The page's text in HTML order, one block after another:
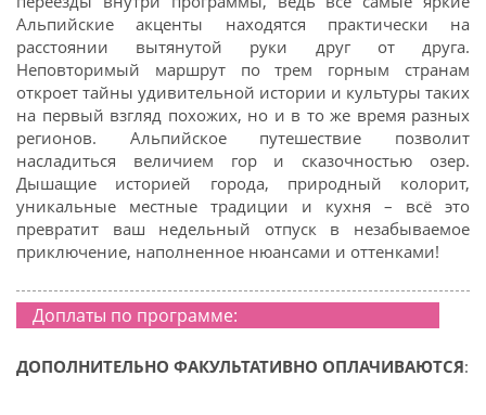
Альпийские акценты находятся практически на
расстоянии вытянутой руки друг от друга.
Неповторимый маршрут по трем горным странам
откроет тайны удивительной истории и культуры таких
на первый взгляд похожих, но и в то же время разных
регионов. Альпийское путешествие позволит
насладиться величием гор и сказочностью озер.
Дышащие историей города, природный колорит,
уникальные местные традиции и кухня – всё это
превратит ваш недельный отпуск в незабываемое
приключение, наполненное нюансами и оттенками!
Доплаты по программе:
ДОПОЛНИТЕЛЬНО ФАКУЛЬТАТИВНО ОПЛАЧИВАЮТСЯ: